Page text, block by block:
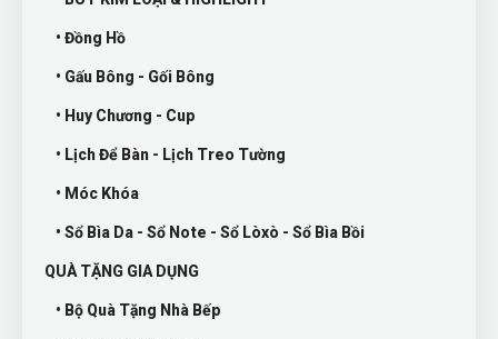
• Đồng Hồ
• Gấu Bông - Gối Bông
• Huy Chương - Cup
• Lịch Để Bàn - Lịch Treo Tường
• Móc Khóa
• Sổ Bìa Da - Sổ Note - Sổ Lòxò - Sổ Bìa Bồi
QUÀ TẶNG GIA DỤNG
• Bộ Quà Tặng Nhà Bếp